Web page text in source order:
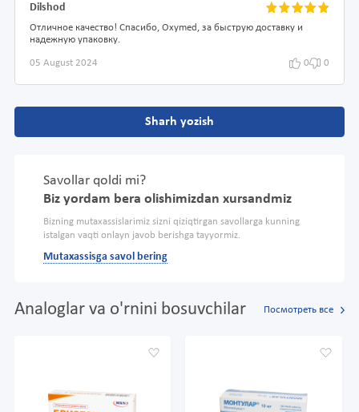
Dilshod
Отличное качество! Спасибо, Oxymed, за быструю доставку и
надежную упаковку.
05 August 2024 0 0
Sharh yozish
Savollar qoldi mi?
Biz yordam bera olishimizdan xursandmiz
Bizning mutaxassislarimiz sizni qiziqtirgan savollarga kunning
istalgan vaqti onlayn javob berishga tayyormiz.
Mutaxassisga savol bering
Analoglar va o'rnini bosuvchilar Посмотреть все